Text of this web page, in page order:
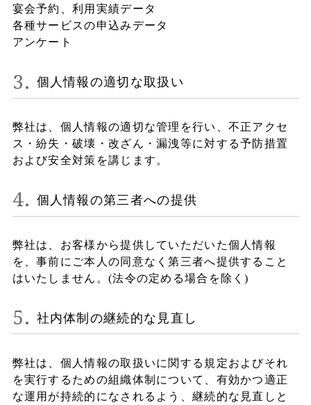
宴会予約、利用実績データ
各種サービスの申込みデータ
アンケート
個人情報の適切な取扱い
弊社は、個人情報の適切な管理を行い、不正アクセ
ス・紛失・破壊・改ざん・漏洩等に対する予防措置
および安全対策を講じます。
個人情報の第三者への提供
弊社は、お客様から提供していただいた個人情報
を、事前にご本人の同意なく第三者へ提供すること
はいたしません。(法令の定める場合を除く)
社内体制の継続的な見直し
弊社は、個人情報の取扱いに関する規定およびそれ
を実行するための組織体制について、有効かつ適正
な運用が持続的になされるよう、継続的な見直しと